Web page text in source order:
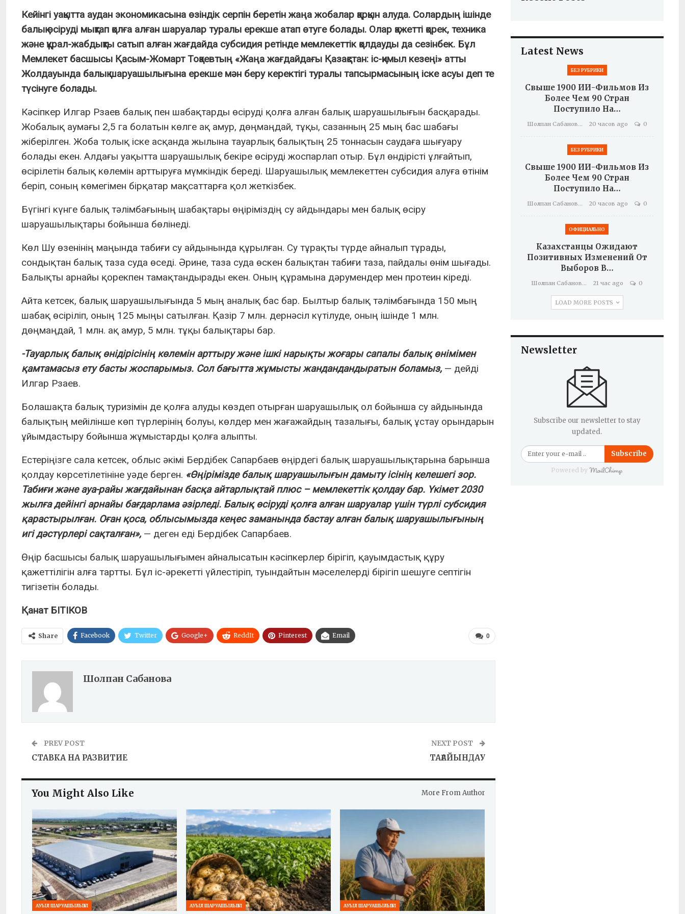
Кейінгі уақытта аудан экономикасына өзіндік серпін беретін жаңа жобалар қарқын алуда. Солардың ішінде
балық өсіруді мықтап қолға алған шаруалар туралы ерекше атап өтуге болады. Олар қажетті қорек, техника
және құрал-жабдықты сатып алған жағдайда субсидия ретінде мемлекеттік қолдауды да сезінбек. Бұл
Мемлекет басшысы Қасым-Жомарт Тоқаевтың «Жаңа жағдайдағы Қазақстан: іс-қимыл кезеңі» атты
Жолдауында балық шаруашылығына ерекше мән беру керектігі туралы тапсырмасының іске асуы деп те
түсінуге болады.
Кәсіпкер Илгар Рзаев балық пен шабақтарды өсіруді қолға алған балық шаруашылығын басқарады.
Жобалық аумағы 2,5 га болатын көлге ақ амур, дөңмаңдай, тұқы, сазанның 25 мың бас шабағы
жіберілген. Жоба толық іске асқанда жылына тауарлық балықтың 25 тоннасын саудаға шығуару
болады екен. Алдағы уақытта шаруашылық бекіре өсіруді жоспарлап отыр. Бұл өндірісті ұлғайтып,
өсірілетін балық көлемін арттыруға мүмкіндік береді. Шаруашылық мемлекеттен субсидия алуға өтінім
беріп, соның көмегімен бірқатар мақсаттарға қол жеткізбек.
Бүгінгі күнге балық тәлімбағының шабақтары өңіріміздің су айдындары мен балық өсіру
шаруашылықтары бойынша бөлінеді.
Көл Шу өзенінің маңында табиғи су айдынында құрылған. Су тұрақты түрде айналып тұрады,
сондықтан балық таза суда өседі. Әрине, таза суда өскен балықтан табиғи таза, пайдалы өнім шығады.
Балықты арнайы қорекпен тамақтандырады екен. Оның құрамына дәрумендер мен протеин кіреді.
Айта кетсек, балық шаруашылығында 5 мың аналық бас бар. Былтыр балық тәлімбағында 150 мың
шабақ өсіріліп, оның 125 мыңы сатылған. Қазір 7 млн. дернәсіл күтілуде, оның ішінде 1 млн.
дөңмаңдай, 1 млн. ақ амур, 5 млн. тұқы балықтары бар.
-Тауарлық балық өнідірісінің көлемін арттыру және ішкі нарықты жоғары сапалы балық өнімімен
қамтамасыз ету басты жоспарымыз. Сол бағытта жұмысты жандандандыратын боламыз, — дейді
Илгар Рзаев.
Болашақта балық туризімін де қолға алуды көздеп отырған шаруашылық ол бойынша су айдынында
балықтың мейілінше көп түрлерінің болуы, көлдер мен жағажайдың тазалығы, балық ұстау орындарын
ұйымдастыру бойынша жұмыстарды қолға алыпты.
Естеріңізге сала кетсек, облыс әкімі Бердібек Сапарбаев өңірдегі балық шаруашылықтарына барынша
қолдау көрсетілетініне уәде берген. «Өңірімізде балық шаруашылығын дамыту ісінің келешегі зор.
Табиғи және ауа-райы жағдайынан басқа айтарлықтай плюс – мемлекеттік қолдау бар. Үкімет 2030
жылға дейінгі арнайы бағдарлама әзірледі. Балық өсіруді қолға алған шаруалар үшін түрлі субсидия
қарастырылған. Оған қоса, облысымызда кеңес заманында бастау алған балық шаруашылығының
игі дәстүрлері сақталған»,— деген еді Бердібек Сапарбаев.
Өңір басшысы балық шаруашылығымен айналысатын кәсіпкерлер бірігіп, қауымдастық құру
қажеттілігін алға тартты. Бұл іс-әрекетті үйлестіріп, туындайтын мәселелерді бірігіп шешуге септігін
тигізетін болады.
Қанат БІТІКОВ
0
Share Facebook Twitter Google+ ReddIt Pinterest Email
Шолпан Сабанова
PREV POST
СТАВКА НА РАЗВИТИЕ
NEXT POST
ТАҒАЙЫНДАУ
You Might Also Like More From Author
АУЫЛ ШАРУАШЫЛЫҒЫ АУЫЛ ШАРУАШЫЛЫҒЫ АУЫЛ ШАРУАШЫЛЫҒЫ
Latest News
БЕЗ РУБРИКИ
Свыше 1900 ИИ-Фильмов Из
Более Чем 90 Стран
Поступило На…
Шолпан Сабанова 20 часов ago 0
БЕЗ РУБРИКИ
Свыше 1900 ИИ-Фильмов Из
Более Чем 90 Стран
Поступило На…
Шолпан Сабанова 20 часов ago 0
ОФИЦИАЛЬНО
Казахстанцы Ожидают
Позитивных Изменений От
Выборов В…
Шолпан Сабанова 21 час ago 0
LOAD MORE POSTS
Newsletter
Subscribe our newsletter to stay
updated.
Subscribe
Powered by